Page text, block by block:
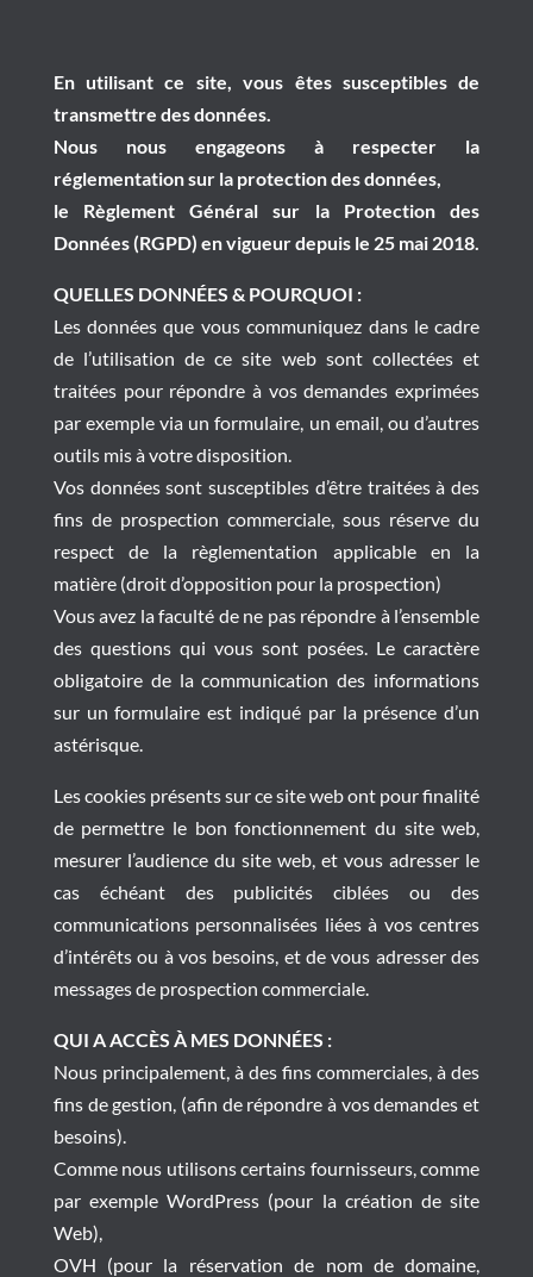
En utilisant ce site, vous êtes susceptibles de
transmettre des données.
Nous nous engageons à respecter la
réglementation sur la protection des données,
le Règlement Général sur la Protection des
Données (RGPD) en vigueur depuis le 25 mai 2018.
QUELLES DONNÉES & POURQUOI :
Les données que vous communiquez dans le cadre
de l’utilisation de ce site web sont collectées et
traitées pour répondre à vos demandes exprimées
par exemple via un formulaire, un email, ou d’autres
outils mis à votre disposition.
Vos données sont susceptibles d’être traitées à des
fins de prospection commerciale, sous réserve du
respect de la règlementation applicable en la
matière (droit d’opposition pour la prospection)
Vous avez la faculté de ne pas répondre à l’ensemble
des questions qui vous sont posées. Le caractère
obligatoire de la communication des informations
sur un formulaire est indiqué par la présence d’un
astérisque.
Les cookies présents sur ce site web ont pour finalité
de permettre le bon fonctionnement du site web,
mesurer l’audience du site web, et vous adresser le
cas échéant des publicités ciblées ou des
communications personnalisées liées à vos centres
d’intérêts ou à vos besoins, et de vous adresser des
messages de prospection commerciale.
QUI A ACCÈS À MES DONNÉES :
Nous principalement, à des fins commerciales, à des
fins de gestion, (afin de répondre à vos demandes et
besoins).
Comme nous utilisons certains fournisseurs, comme
par exemple WordPress (pour la création de site
Web),
OVH (pour la réservation de nom de domaine,